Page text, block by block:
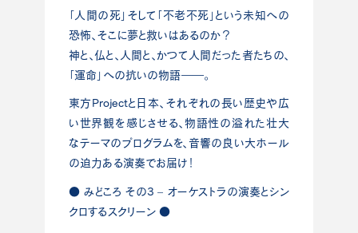
「人間の死」そして「不老不死」という未知への
恐怖、そこに夢と救いはあるのか？
神と、仏と、人間と、かつて人間だった者たちの、
「運命」への抗いの物語――。
東方Projectと日本、それぞれの長い歴史や広
い世界観を感じさせる、物語性の溢れた壮大
なテーマのプログラムを、音響の良い大ホール
の迫力ある演奏でお届け！
● みどころ その3 – オーケストラの演奏とシン
クロするスクリーン ●